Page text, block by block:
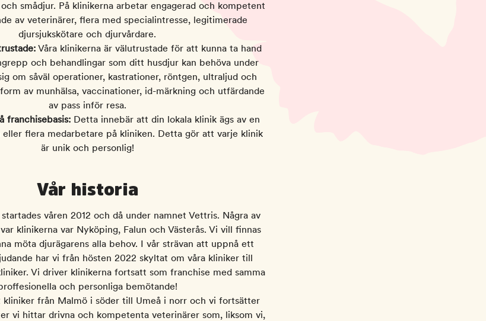
smådjur. På klinikerna arbetar engagerad och kompetent
av veterinärer, flera med specialintresse, legitimerade
djursjukskötare och djurvårdare.
Våra klinikerna är välutrustade för att kunna ta hand
och behandlingar som ditt husdjur kan behöva under
om såväl operationer, kastrationer, röntgen, ultraljud och
av munhälsa, vaccinationer, id-märkning och utfärdande
av pass inför resa.
franchisebasis: Detta innebär att din lokala klinik ägs av en
flera medarbetare på kliniken. Detta gör att varje klinik
är unik och personlig!
Vår historia
våren 2012 och då under namnet Vettris. Några av
klinikerna var Nyköping, Falun och Västerås. Vi vill finnas
möta djurägarens alla behov. I vår strävan att uppnå ett
har vi från hösten 2022 skyltat om våra kliniker till
Vi driver klinikerna fortsatt som franchise med samma
och personliga bemötande!
kliniker från Malmö i söder till Umeå i norr och vi fortsätter
vi hittar drivna och kompetenta veterinärer som, liksom vi,